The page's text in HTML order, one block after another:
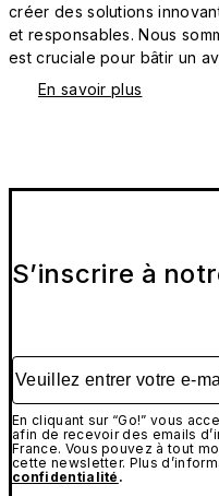
créer des solutions
et responsables. Nous
est cruciale pour bâtir un
En savoir plus
S’inscrire à
Veuillez entrer votre e-
En cliquant sur “Go!” vous
afin de recevoir des emails
France. Vous pouvez à tout
cette newsletter. Plus
confidentialité .